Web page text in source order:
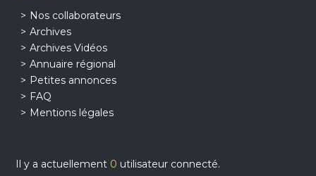
Nos collaborateurs
Archives
Archives Vidéos
Annuaire régional
Petites annonces
FAQ
Mentions légales
Il y a actuellement 0 utilisateur connecté.